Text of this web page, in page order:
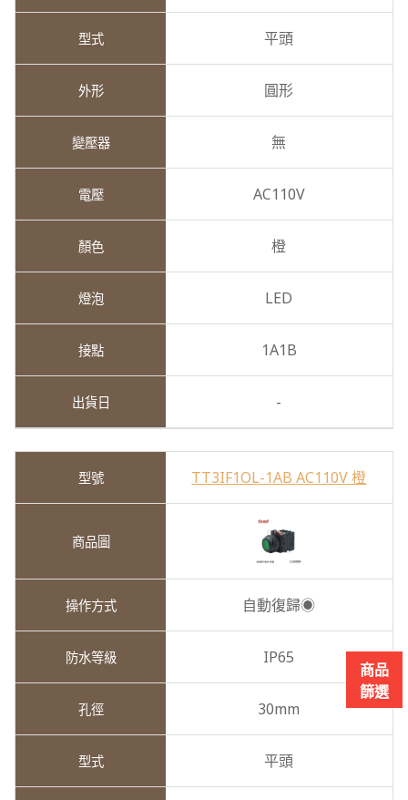
商品
篩選
平頭
圓形
無
AC110V
橙
LED
1A1B
-
TT3IF1OL-1AB AC110V 橙
自動復歸◉
IP65
30mm
平頭